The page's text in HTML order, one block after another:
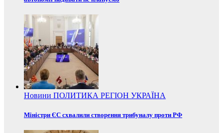
Новини ПОЛИТИКА РЕГІОН УКРАЇНА
Міністри ЄС схвалили створення трибуналу проти РФ